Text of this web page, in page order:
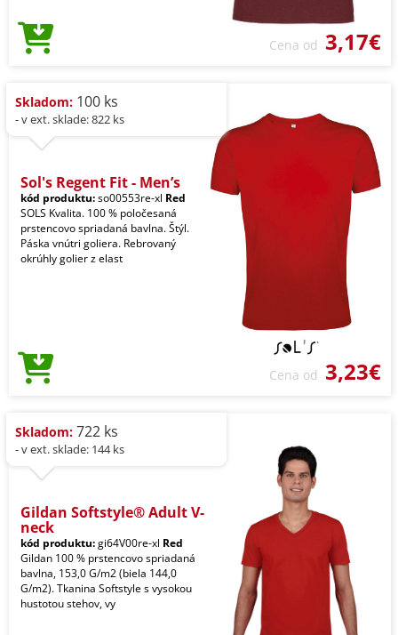
Cena od 3,17€
Skladom: 100 ks
- v ext. sklade: 822 ks
Sol's Regent Fit - Men’s
kód produktu:so00553re-xl Red
SOLS Kvalita. 100 % poločesaná
prstencovo spriadaná bavlna. Štýl.
Páska vnútri goliera. Rebrovaný
okrúhly golier z elast
Cena od 3,23€
Skladom: 722 ks
- v ext. sklade: 144 ks
Gildan Softstyle® Adult V-
neck
kód produktu:gi64V00re-xl Red
Gildan 100 % prstencovo spriadaná
bavlna, 153,0 G/m2 (biela 144,0
G/m2). Tkanina Softstyle s vysokou
hustotou stehov, vy